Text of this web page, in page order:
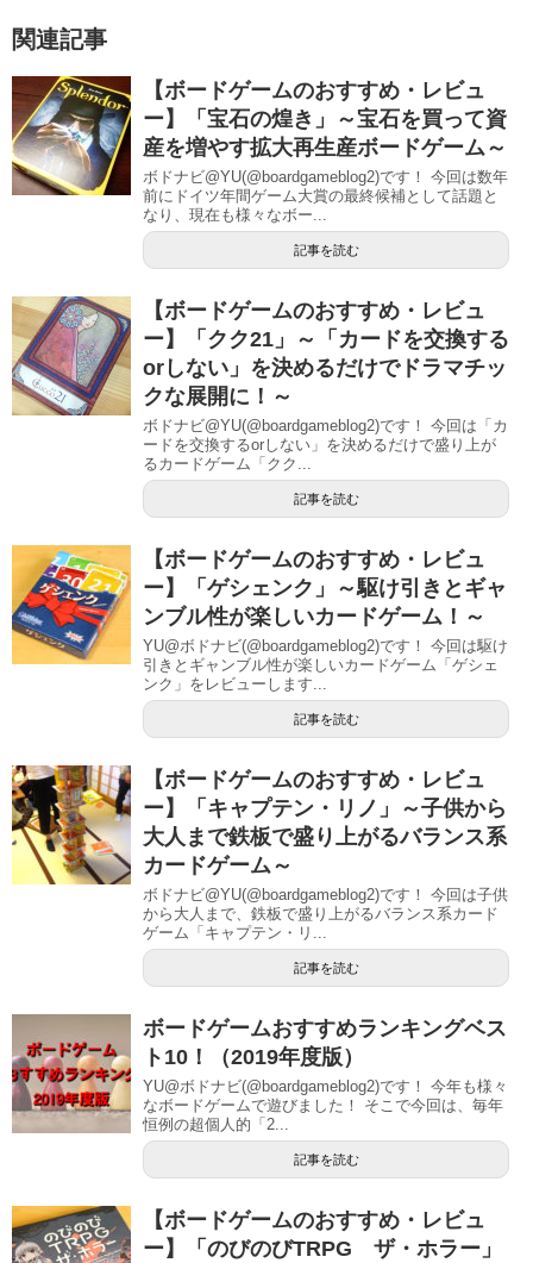
関連記事
【ボードゲームのおすすめ・レビュ
ー】「宝石の煌き」～宝石を買って資
産を増やす拡大再生産ボードゲーム～
ボドナビ@YU(@boardgameblog2)です！ 今回は数年
前にドイツ年間ゲーム大賞の最終候補として話題と
なり、現在も様々なボー...
記事を読む
【ボードゲームのおすすめ・レビュ
ー】「クク21」～「カードを交換する
orしない」を決めるだけでドラマチッ
クな展開に！～
ボドナビ@YU(@boardgameblog2)です！ 今回は「カ
ードを交換するorしない」を決めるだけで盛り上が
るカードゲーム「クク...
記事を読む
【ボードゲームのおすすめ・レビュ
ー】「ゲシェンク」～駆け引きとギャ
ンブル性が楽しいカードゲーム！～
YU@ボドナビ(@boardgameblog2)です！ 今回は駆け
引きとギャンブル性が楽しいカードゲーム「ゲシェ
ンク」をレビューします...
記事を読む
【ボードゲームのおすすめ・レビュ
ー】「キャプテン・リノ」～子供から
大人まで鉄板で盛り上がるバランス系
カードゲーム～
ボドナビ@YU(@boardgameblog2)です！ 今回は子供
から大人まで、鉄板で盛り上がるバランス系カード
ゲーム「キャプテン・リ...
記事を読む
ボードゲームおすすめランキングベス
ト10！（2019年度版）
YU@ボドナビ(@boardgameblog2)です！ 今年も様々
なボードゲームで遊びました！ そこで今回は、毎年
恒例の超個人的「2...
記事を読む
【ボードゲームのおすすめ・レビュ
ー】「のびのびTRPG ザ・ホラー」